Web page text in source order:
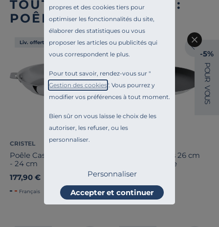
propres et des cookies tiers pour
optimiser les fonctionnalités du site,
élaborer des statistiques ou vous
proposer les articles ou publicités qui
vous correspondent le plus.
Pour tout savoir, rendez-vous sur "
Gestion des cookies". Vous pourrez y
modifier vos préférences à tout moment.
Bien sûr on vous laisse le choix de les
autoriser, les refuser, ou les
personnaliser.
Personnaliser
Accepter et continuer
TOUTE NOTRE OFFRE :
POÊLES
Liv. offerte
CRISTEL
Poêle Casteline amovible
- 24 cm
177,90 €
Français
Liv. offerte
Crépière Exceliss 26 cm
Mutine Amovible
159,90 €
Français
-5%
P
O
U
R
V
O
U
S